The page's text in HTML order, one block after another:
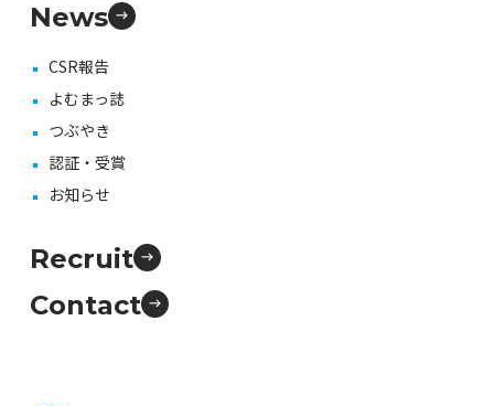
News
CSR報告
よむまっ誌
つぶやき
認証・受賞
お知らせ
Recruit
Contact